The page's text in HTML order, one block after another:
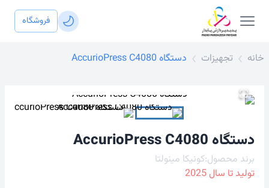
فروشگاه
خانه تجهیزات دستگاه AccurioPress C4080
دستگاه AccurioPress C4080
برند محصول:کونیکا مینولتا
تولید تا سال2025